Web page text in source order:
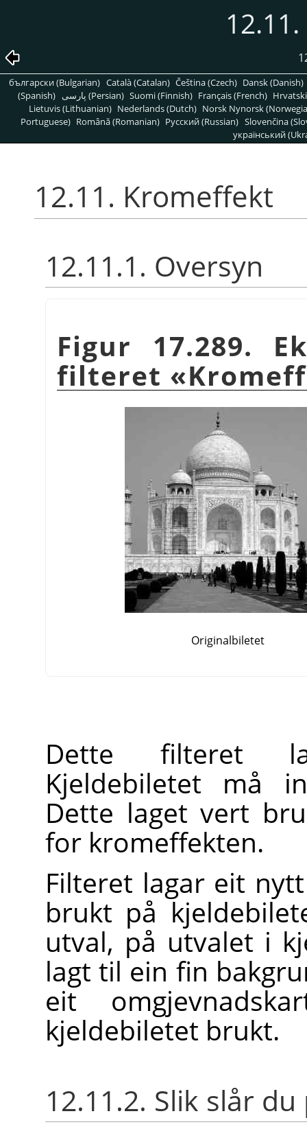
български (Bulgarian) Català (Catalan) Čeština (Czech) Dansk (Danish)
(Spanish)
پارسی (Persian) Suomi (Finnish) Français (French)
Lietuvis (Lithuanian) Nederlands (Dutch) Norsk Nynorsk
Portuguese) Română (Romanian) Pусский (Russian) Slovenčina
український
12.11. Kromeffekt
12.11.1. Oversyn
Figur 17.289.
filteret
Originalbiletet
Dette filteret
Kjeldebiletet må
Dette laget vert
for kromeffekten.
Filteret lagar eit
brukt på
utval, på utvalet i
lagt til ein fin
eit
kjeldebiletet brukt.
12.11.2. Slik slår